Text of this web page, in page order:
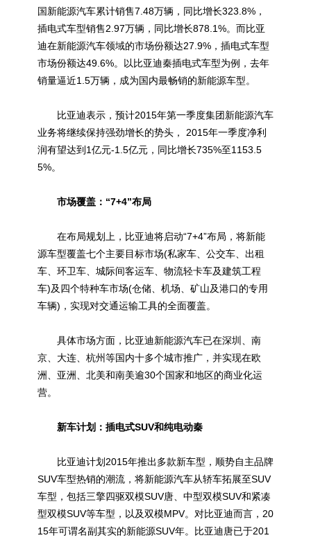
国新能源汽车累计销售7.48万辆，同比增长323.8%，
插电式车型销售2.97万辆，同比增长878.1%。而比亚
迪在新能源汽车领域的市场份额达27.9%，插电式车型
市场份额达49.6%。以比亚迪秦插电式车型为例，去年
销量逼近1.5万辆，成为国内最畅销的新能源车型。
比亚迪表示，预计2015年第一季度集团新能源汽车
业务将继续保持强劲增长的势头， 2015年一季度净利
润有望达到1亿元-1.5亿元，同比增长735%至1153.5
5%。
市场覆盖：“7+4”布局
在布局规划上，比亚迪将启动“7+4”布局，将新能
源车型覆盖七个主要目标市场(私家车、公交车、出租
车、环卫车、城际间客运车、物流轻卡车及建筑工程
车)及四个特种车市场(仓储、机场、矿山及港口的专用
车辆)，实现对交通运输工具的全面覆盖。
具体市场方面，比亚迪新能源汽车已在深圳、南
京、大连、杭州等国内十多个城市推广，并实现在欧
洲、亚洲、北美和南美逾30个国家和地区的商业化运
营。
新车计划：插电式SUV和纯电动秦
比亚迪计划2015年推出多款新车型，顺势自主品牌
SUV车型热销的潮流，将新能源汽车从轿车拓展至SUV
车型，包括三擎四驱双模SUV唐、中型双模SUV和紧凑
型双模SUV等车型，以及双模MPV。对比亚迪而言，20
15年可谓名副其实的新能源SUV年。比亚迪唐已于201